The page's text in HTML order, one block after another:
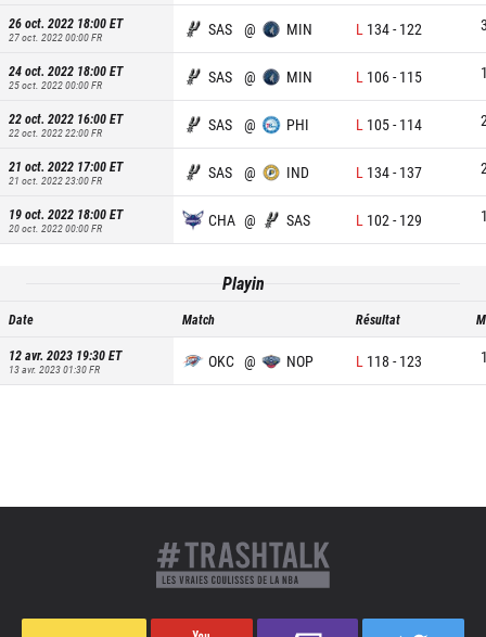
26 oct. 2022 18:00ET
27 oct. 2022 00:00FR SAS @ MIN L 134- 122
24 oct. 2022 18:00ET
25 oct. 2022 00:00FR SAS @ MIN L 106- 115
22 oct. 2022 16:00ET
22 oct. 2022 22:00FR SAS @ PHI L 105- 114
21 oct. 2022 17:00ET
21 oct. 2022 23:00FR SAS @ IND L 134- 137
19 oct. 2022 18:00ET
20 oct. 2022 00:00FR CHA @ SAS L 102 - 129
Playin
Date Match Résultat
12 avr. 2023 19:30ET
13 avr. 2023 01:30FR OKC @ NOP L 118 - 123